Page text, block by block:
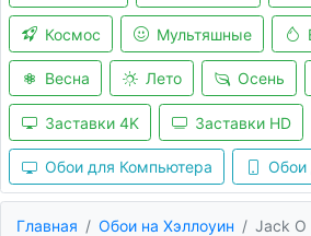
Космос Мультяшные
Весна Лето Осень
Заставки 4K Заставки HD
Обои для Компьютера Обои
Главная Обои на Хэллоуин Jack O